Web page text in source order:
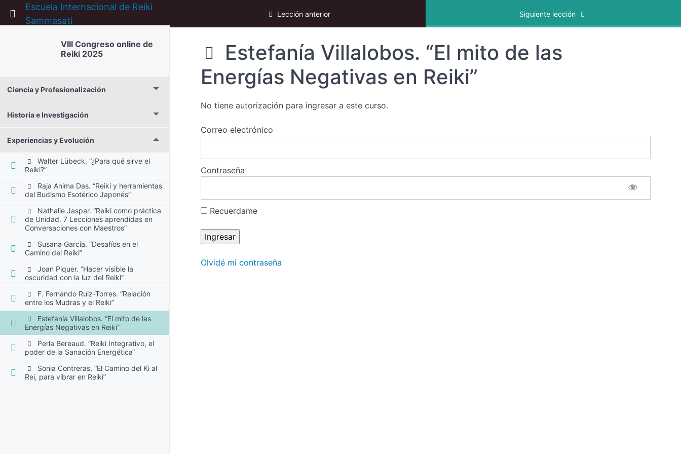
Return to course: VIII Congreso online de Reiki 2025
Escuela Internacional de Reiki
Sammasati
Lección anterior Siguiente lección
VIII Congreso online de
Reiki 2025
Ciencia y Profesionalización
Historia e Investigación
Experiencias y Evolución
Walter Lübeck. “¿Para qué sirve el
Reiki?”
Raja Anima Das. “Reiki y herramientas
del Budismo Esotérico Japonés”
Nathalie Jaspar. “Reiki como práctica
de Unidad. 7 Lecciones aprendidas en
Conversaciones con Maestros”
Susana García. “Desafíos en el
Camino del Reiki”
Joan Piquer. “Hacer visible la
oscuridad con la luz del Reiki”
F. Fernando Ruiz-Torres. “Relación
entre los Mudras y el Reiki”
Estefanía Villalobos. “El mito de las
Energías Negativas en Reiki”
Perla Bereaud. “Reiki Integrativo, el
poder de la Sanación Energética“
Sonia Contreras. “El Camino del Ki al
Rei, para vibrar en Reiki”
Estefanía Villalobos. “El mito de las
Energías Negativas en Reiki”
No tiene autorización para ingresar a este curso.
Correo electrónico
Contraseña
Recuerdame
Olvidé mi contraseña